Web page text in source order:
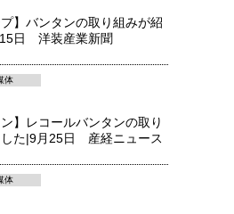
プ】バンタンの取り組みが紹
日 洋装産業新聞
体
】レコールバンタンの取り
た|9月25日 産経ニュース
体